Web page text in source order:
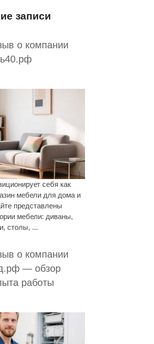
записи
о компании
себя как
мебели для дома и
представлены
мебели: диваны,
столы, ...
о компании
— обзор
работы